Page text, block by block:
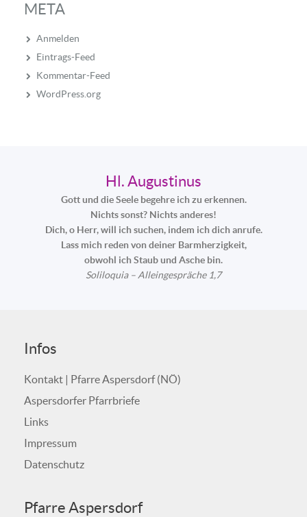
META
Anmelden
Eintrags-Feed
Kommentar-Feed
WordPress.org
Hl. Augustinus
Gott und die Seele begehre ich zu erkennen.
Nichts sonst? Nichts anderes!
Dich, o Herr, will ich suchen, indem ich dich anrufe.
Lass mich reden von deiner Barmherzigkeit,
obwohl ich Staub und Asche bin.
Soliloquia – Alleingespräche 1,7
Infos
Kontakt | Pfarre Aspersdorf (NÖ)
Aspersdorfer Pfarrbriefe
Links
Impressum
Datenschutz
Pfarre Aspersdorf